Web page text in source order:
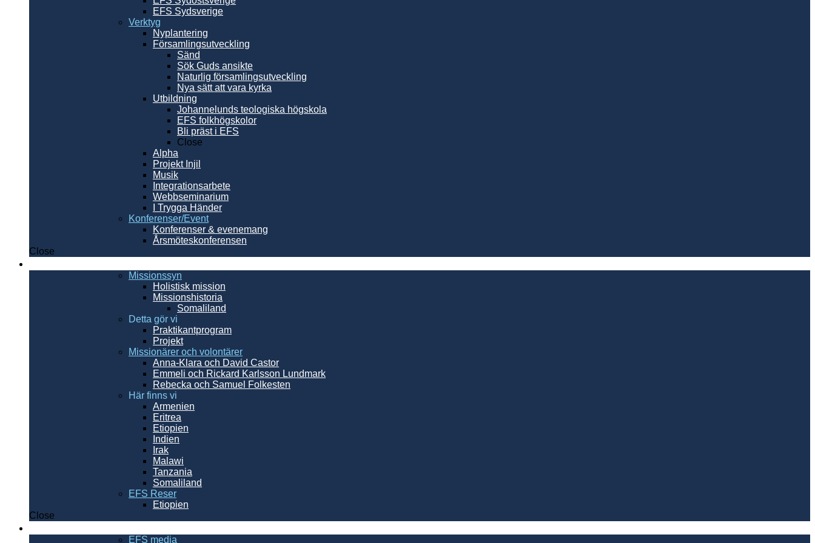
EFS Sydsverige
Verktyg
Nyplantering
Församlingsutveckling
Sänd
Sök Guds ansikte
Naturlig församlingsutveckling
Nya sätt att vara kyrka
Utbildning
Johannelunds teologiska högskola
EFS folkhögskolor
Bli präst i EFS
Close
Alpha
Projekt Injil
Musik
Integrationsarbete
Webbseminarium
I Trygga Händer
Konferenser/Event
Konferenser & evenemang
Årsmöteskonferensen
Close
Missionssyn
Holistisk mission
Missionshistoria
Somaliland
Detta gör vi
Praktikantprogram
Projekt
Missionärer och volontärer
Anna-Klara och David Castor
Emmeli och Rickard Karlsson Lundmark
Rebecka och Samuel Folkesten
Här finns vi
Armenien
Eritrea
Etiopien
Indien
Irak
Malawi
Tanzania
Somaliland
EFS Reser
Etiopien
Close
EFS media